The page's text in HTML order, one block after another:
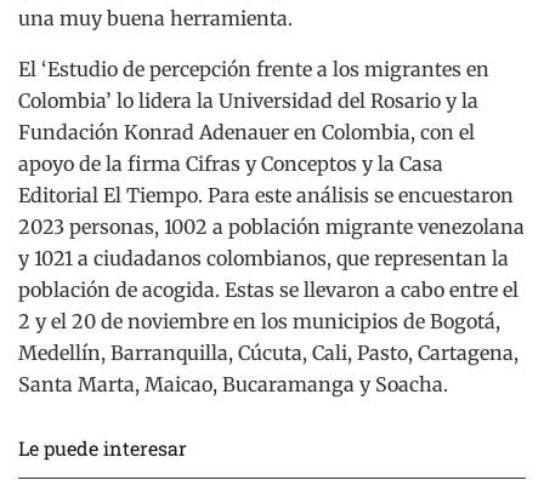
una muy buena herramienta.
El ‘Estudio de percepción frente a los migrantes en
Colombia’ lo lidera la Universidad del Rosario y la
Fundación Konrad Adenauer en Colombia, con el
apoyo de la firma Cifras y Conceptos y la Casa
Editorial El Tiempo. Para este análisis se encuestaron
2023 personas, 1002 a población migrante venezolana
y 1021 a ciudadanos colombianos, que representan la
población de acogida. Estas se llevaron a cabo entre el
2 y el 20 de noviembre en los municipios de Bogotá,
Medellín, Barranquilla, Cúcuta, Cali, Pasto, Cartagena,
Santa Marta, Maicao, Bucaramanga y Soacha.
Le puede interesar